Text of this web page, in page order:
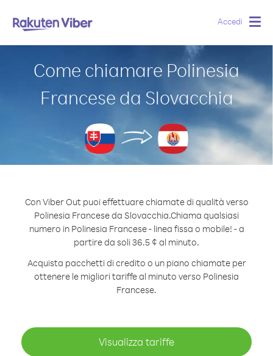
Accedi
Come chiamare Polinesia
Francese da Slovacchia
Con Viber Out puoi effettuare chiamate di qualità verso
Polinesia Francese da Slovacchia.Chiama qualsiasi
numero in Polinesia Francese - linea fissa o mobile! - a
partire da soli 36.5 ¢ al minuto.
Acquista pacchetti di credito o un piano chiamate per
ottenere le migliori tariffe al minuto verso Polinesia
Francese.
Visualizza tariffe